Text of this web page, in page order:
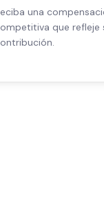
una
que refleje